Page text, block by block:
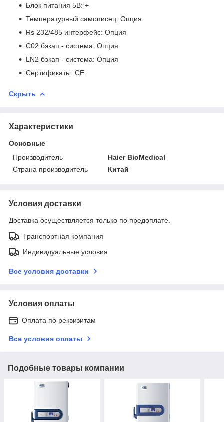
Блок питания 5В: +
Температурный самописец: Опция
Rs 232/485 интерфейс: Опция
С02 бэкап - система: Опция
LN2 бэкап - система: Опция
Сертификаты: CE
Скрыть
Характеристики
Основные
Производитель
Haier BioMedical
Страна производитель
Китай
Условия доставки
Доставка осуществляется только по предоплате.
Транспортная компания
Индивидуальные условия
Все условия доставки
Условия оплаты
Оплата по реквизитам
Все условия оплаты
Подобные товары компании